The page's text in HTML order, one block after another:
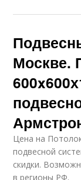
Москве.
Цена на
подвесной
скидки.
в регионы РФ.